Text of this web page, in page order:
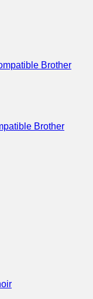
Brother